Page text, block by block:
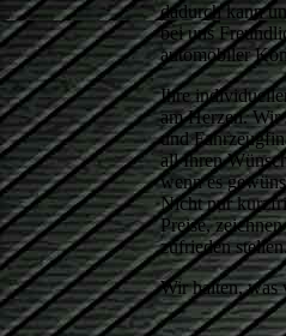
dadurch kann
bei uns
automobiler
Ihre
am Herzen. Wir
und
all Ihren
wenn es
Nicht nur
Preise,
zufrieden
Wir halten, was